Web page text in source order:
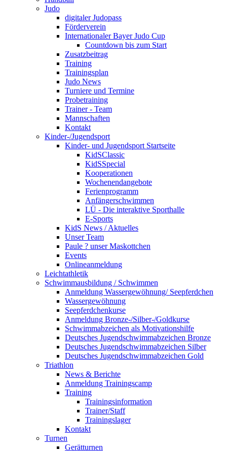
Judo
digitaler Judopass
Förderverein
Internationaler Bayer Judo Cup
Countdown bis zum Start
Zusatzbeitrag
Training
Trainingsplan
Judo News
Turniere und Termine
Probetraining
Trainer - Team
Mannschaften
Kontakt
Kinder-/Jugendsport
Kinder- und Jugendsport Startseite
KidSClassic
KidSSpecial
Kooperationen
Wochenendangebote
Ferienprogramm
Anfängerschwimmen
LÜ - Die interaktive Sporthalle
E-Sports
KidS News / Aktuelles
Unser Team
Paule ? unser Maskottchen
Events
Onlineanmeldung
Leichtathletik
Schwimmausbildung / Schwimmen
Anmeldung Wassergewöhnung/ Seepferdchen
Wassergewöhnung
Seepferdchenkurse
Anmeldung Bronze-/Silber-/Goldkurse
Schwimmabzeichen als Motivationshilfe
Deutsches Jugendschwimmabzeichen Bronze
Deutsches Jugendschwimmabzeichen Silber
Deutsches Jugendschwimmabzeichen Gold
Triathlon
News & Berichte
Anmeldung Trainingscamp
Training
Trainingsinformation
Trainer/Staff
Trainingslager
Kontakt
Turnen
Gerätturnen